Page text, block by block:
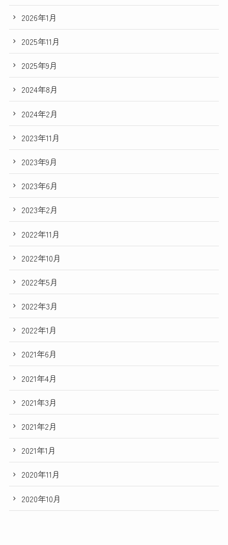
2026年1月
2025年11月
2025年9月
2024年8月
2024年2月
2023年11月
2023年9月
2023年6月
2023年2月
2022年11月
2022年10月
2022年5月
2022年3月
2022年1月
2021年6月
2021年4月
2021年3月
2021年2月
2021年1月
2020年11月
2020年10月